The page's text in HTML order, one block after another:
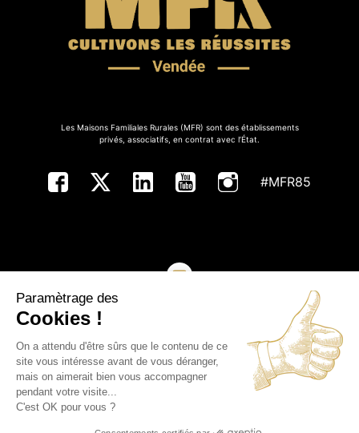
Les Maisons Familiales Rurales (MFR) sont des établissements
privés, associatifs, en contrat avec l’État.
#MFR85
Copyright ©MFR de Vendée - Tous droits réservés
Paramètrage des
Cookies !
On a attendu d'être sûrs que le contenu de ce
site vous intéresse avant de vous déranger,
mais on aimerait bien vous accompagner
pendant votre visite...
C'est OK pour vous ?